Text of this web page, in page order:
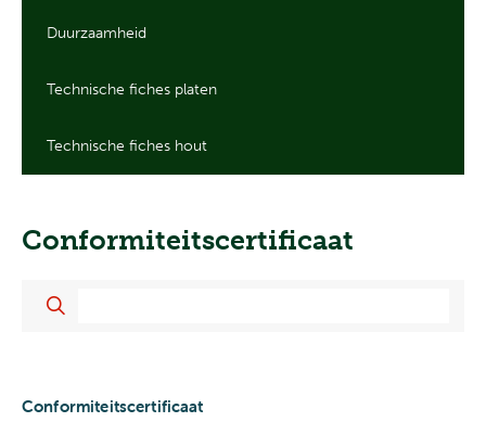
Duurzaamheid
Technische fiches platen
Technische fiches hout
Conformiteitscertificaat
Conformiteitscertificaat